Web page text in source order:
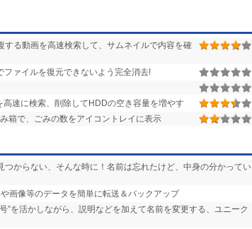
する動画を高速検索して、サムネイルで内容を確
ファイルを復元できないよう完全消去!
高速に検索、削除してHDDの空き容量を増やす
箱で、ごみの数をアイコントレイに表示
つからない、そんな時に！名前は忘れたけど、中身の分かってい
画像等のデータを簡単に転送＆バックアップ
”を活かしながら、説明などを加えて名前を変更する、ユニーク